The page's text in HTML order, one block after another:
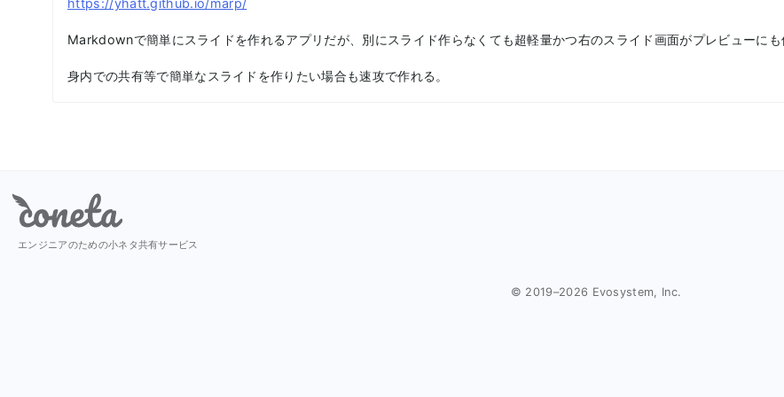
Markdownで簡単にスライドを作れるアプリだが、別にスライド作らなくても超軽量かつ右のスライド画面がプレビューにも
身内での共有等で簡単なスライドを作りたい場合も速攻で作れる。
Coneta
エンジニアのための小ネタ共有サービス
© 2019–2026 Evosystem, Inc.